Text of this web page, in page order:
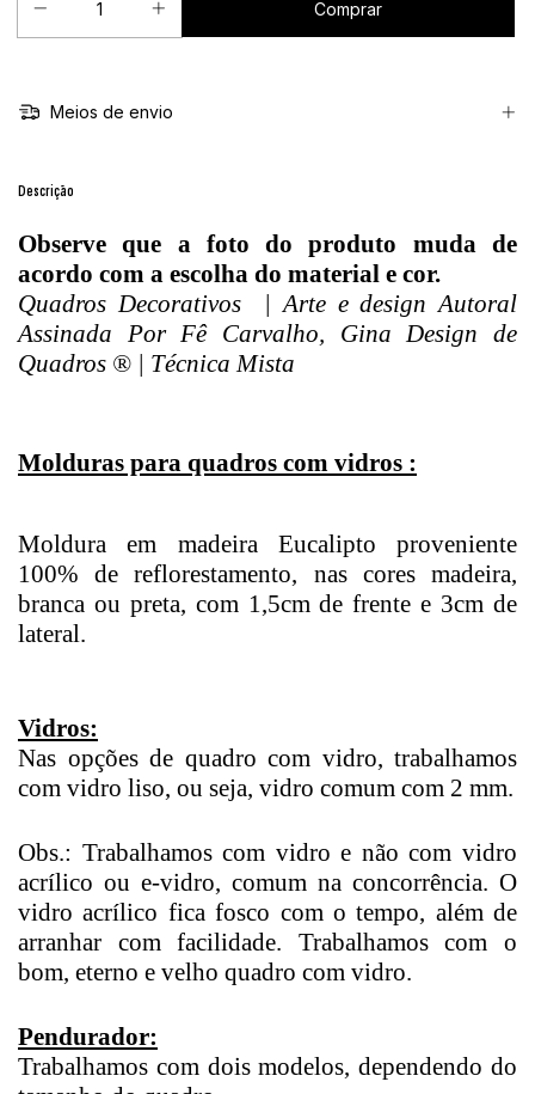
Meios de envio
Descrição
Observe que a foto do produto muda de
acordo com a escolha do material e cor.
Quadros Decorativos | Arte e design Autoral
Assinada Por Fê Carvalho, Gina Design de
Quadros ® | Técnica Mista
Molduras para quadros com vidros :
Moldura em madeira Eucalipto proveniente
100% de reflorestamento, nas cores madeira,
branca ou preta, com 1,5cm de frente e 3cm de
lateral.
Vidros:
Nas opções de quadro com vidro, trabalhamos
com vidro liso, ou seja, vidro comum com 2 mm.
Obs.: Trabalhamos com vidro e não com vidro
acrílico ou e-vidro, comum na concorrência. O
vidro acrílico fica fosco com o tempo, além de
arranhar com facilidade. Trabalhamos com o
bom, eterno e velho quadro com vidro.
Pendurador:
Trabalhamos com dois modelos, dependendo do